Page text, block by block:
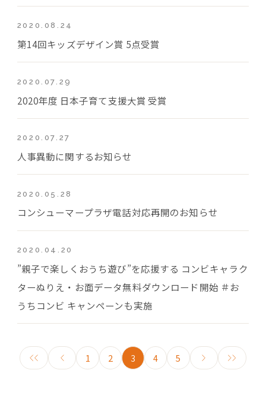
2020.08.24
第14回キッズデザイン賞 5点受賞
2020.07.29
2020年度 日本子育て支援大賞 受賞
2020.07.27
人事異動に関するお知らせ
2020.05.28
コンシューマープラザ電話対応再開のお知らせ
2020.04.20
”親子で楽しくおうち遊び”を応援する コンビキャラク
ターぬりえ・お面データ無料ダウンロード開始 ＃お
うちコンビ キャンペーンも実施
1 2 3 4 5